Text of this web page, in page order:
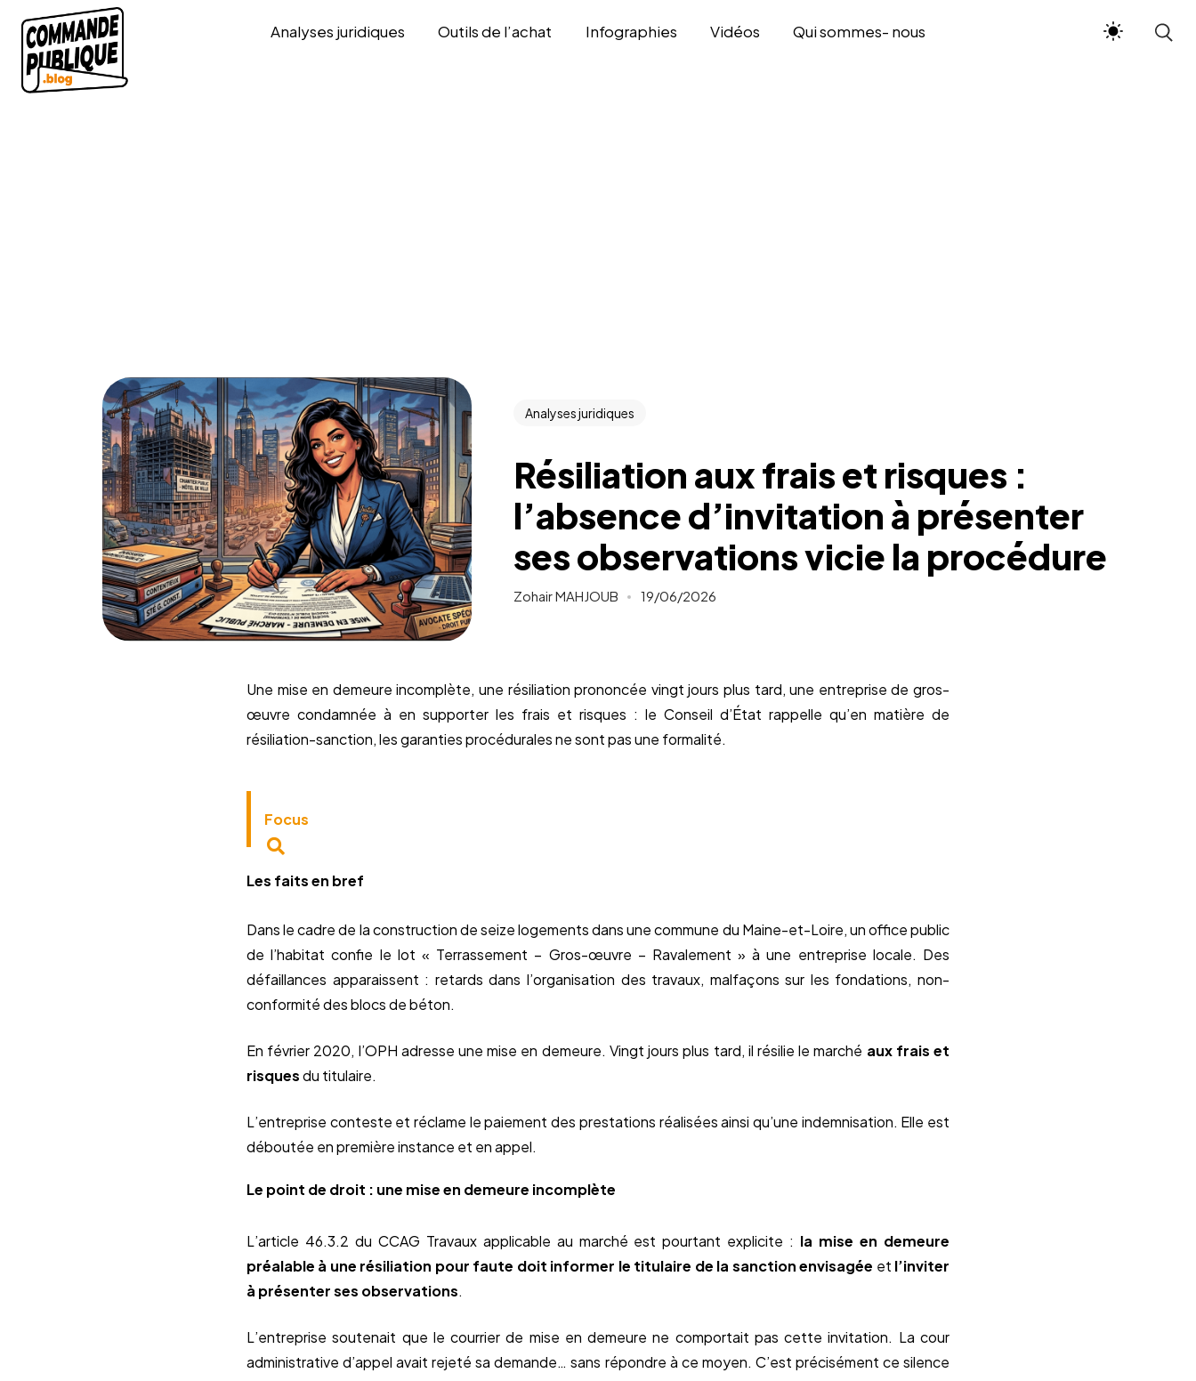
Analyses juridiques Outils de l’achat Infographies Vidéos Qui sommes- nous
Analyses juridiques
Résiliation aux frais et risques :
l’absence d’invitation à présenter
ses observations vicie la procédure
Zohair MAHJOUB 19/06/2026
Une mise en demeure incomplète, une résiliation prononcée vingt jours plus tard, une entreprise de gros-
œuvre condamnée à en supporter les frais et risques : le Conseil d’État rappelle qu’en matière de
résiliation-sanction, les garanties procédurales ne sont pas une formalité.
Focus
Les faits en bref
Dans le cadre de la construction de seize logements dans une commune du Maine-et-Loire, un office public
de l’habitat confie le lot « Terrassement – Gros-œuvre – Ravalement » à une entreprise locale. Des
défaillances apparaissent : retards dans l’organisation des travaux, malfaçons sur les fondations, non-
conformité des blocs de béton.
En février 2020, l’OPH adresse une mise en demeure. Vingt jours plus tard, il résilie le marché aux frais et
risquesdu titulaire.
L’entreprise conteste et réclame le paiement des prestations réalisées ainsi qu’une indemnisation. Elle est
déboutée en première instance et en appel.
Le point de droit : une mise en demeure incomplète
L’article 46.3.2 du CCAG Travaux applicable au marché est pourtant explicite : la mise en demeure
préalable à une résiliation pour faute doit informer le titulaire de la sanction envisagée et l’inviter
à présenter ses observations.
L’entreprise soutenait que le courrier de mise en demeure ne comportait pas cette invitation. La cour
administrative d’appel avait rejeté sa demande… sans répondre à ce moyen. C’est précisément ce silence